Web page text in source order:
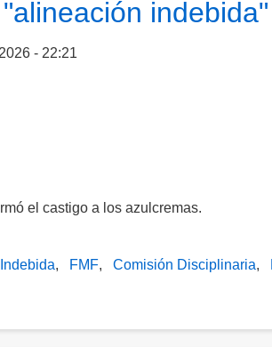
indebida"
- 22:21
el castigo a los azulcremas.
FMF Comisión Disciplinaria